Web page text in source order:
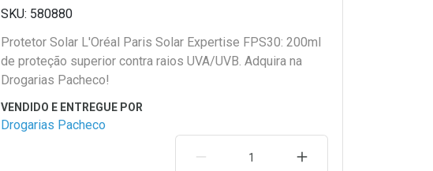
580880
Protetor Solar L'Oréal Paris Solar Expertise FPS30: 200ml
de proteção superior contra raios UVA/UVB. Adquira na
Drogarias Pacheco!
Drogarias Pacheco
REMOVER UMA UNIDADEAUMENTAR UMA